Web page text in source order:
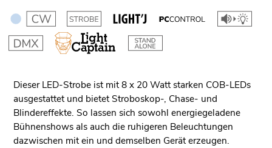
Dieser LED-Strobe ist mit 8 x 20 Watt starken COB-LEDs
ausgestattet und bietet Stroboskop-, Chase- und
Blindereffekte. So lassen sich sowohl energiegeladene
Bühnenshows als auch die ruhigeren Beleuchtungen
dazwischen mit ein und demselben Gerät erzeugen.